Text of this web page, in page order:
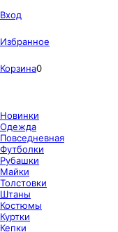
Вход
Избранное
Корзина0
Новинки
Одежда
Повседневная
Футболки
Рубашки
Майки
Толстовки
Штаны
Костюмы
Куртки
Кепки